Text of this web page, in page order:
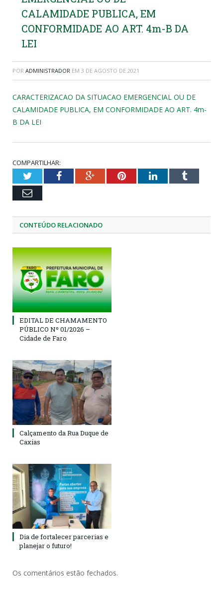
CALAMIDADE PUBLICA, EM
CONFORMIDADE AO ART. 4m-B DA
LEI
POR ADMINISTRADOR EM 3 DE AGOSTO DE 2021
CARACTERIZACAO DA SITUACAO EMERGENCIAL OU DE
CALAMIDADE PUBLICA, EM CONFORMIDADE AO ART. 4m-
B DA LEI
COMPARTILHAR:
TwitterFacebookGoogle+PinterestLinkedInTumblr
Email
CONTEÚDO RELACIONADO
EDITAL DE CHAMAMENTO
PÚBLICO Nº 01/2026 –
Cidade de Faro
Calçamento da Rua Duque de
Caxias
Dia de fortalecer parcerias e
planejar o futuro!
Os comentários estão fechados.